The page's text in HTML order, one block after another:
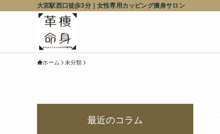
大宮駅西口徒歩3分｜女性専用カッピング痩身サロン
ホーム 未分類
最近のコラム